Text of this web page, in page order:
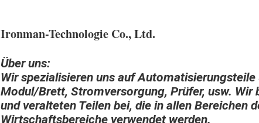
Ironman-Technologie Co., Ltd.
Über uns:
Wir spezialisieren uns auf Automatisierungsteile
Modul/Brett, Stromversorgung, Prüfer, usw. Wir
und veralteten Teilen bei, die in allen Bereichen
Wirtschaftsbereiche verwendet werden.